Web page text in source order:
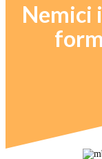
Nemici